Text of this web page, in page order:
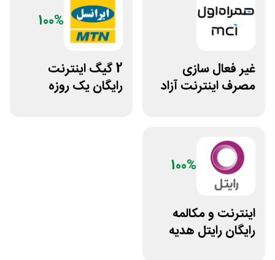
غیر فعال سازی
مصرف اینترنت آزاد
100%
2 گیگ اینترنت
رایگان یک روزه
100%
اینترنت و مکالمه
رایگان رایتل هدیه